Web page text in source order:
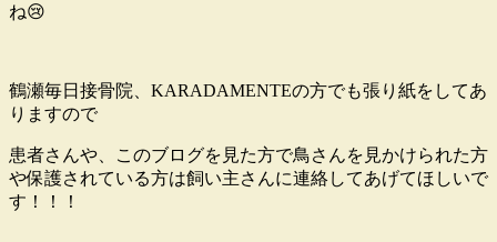
ね😢
鶴瀬毎日接骨院、KARADAMENTEの方でも張り紙をしてあ
りますので
患者さんや、このブログを見た方で鳥さんを見かけられた方
や保護されている方は飼い主さんに連絡してあげてほしいで
す！！！